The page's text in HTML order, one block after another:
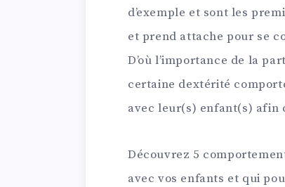
d’exemple et sont les
et prend attache pour se
D’où l’importance de la
certaine dextérité
avec leur(s) enfant(s) afin
Découvrez 5
avec vos enfants et qui